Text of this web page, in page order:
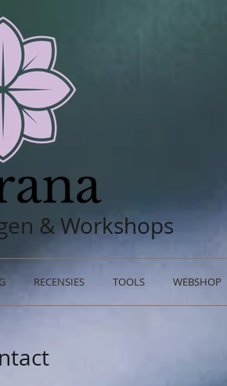
& Workshops
RECENSIES TOOLS WEBSHOP